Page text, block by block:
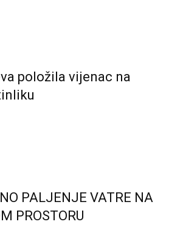
položila vijenac na
PALJENJE VATRE NA
PROSTORU